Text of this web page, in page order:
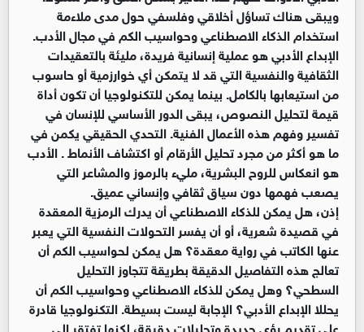
ويبقى هناك تساؤل أخلاقي وفلسفي حول مدى ملاءمة
استخدام الذكاء الاصطناعي وحواسيب الكم في مجال الأدب.
الإبداع الأدبي هو عملية إنسانية فريدة، مليئة بالتعقيدات
الثقافية والنفسية التي قد لا يتمكن أي خوارزمية أو حاسوب
من استيعابها بالكامل. بينما يمكن للتكنولوجيا أن تكون أداة
قيمة لتحليل النصوص، يبقى الدور الأساسي للإنسان في
تفسير وفهم هذه الأعمال الفنية. التحدي الحقيقي يكمن في
ما هو أكثر من مجرد تحليل الأرقام أو اكتشاف الأنماط . الأدب
هو انعكاس للروح البشرية، مليء بالرموز والمشاعر التي
يصعب فهمها دون سياق ثقافي وإنساني عميق.
إذن، هل يمكن للذكاء الاصطناعي أن يدرك الرمزية المعقدة
في قصيدة شعرية، أو أن يفسر التحولات النفسية التي يعبر
عنها الكاتب في رواية معقدة؟ هل يمكن لحواسيب الكم أن
تعالج هذه التفاصيل الدقيقة بطريقة تتجاوز التحليل
السطحي؟ وهل يمكن للذكاء الاصطناعي وحواسيب الكم أن
يحللا الإبداع الأدبي؟ الإجابة ليست بسيطة. التكنولوجيا قادرة
على تقديم رؤى جديدة وتحليلات دقيقة، لكنها تفتقر إلى